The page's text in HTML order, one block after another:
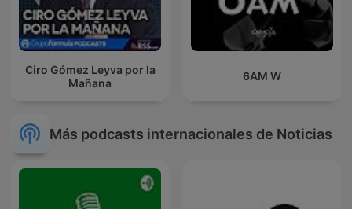
Ciro Gómez Leyva por la
Mañana
6AM W
Más podcasts internacionales de Noticias